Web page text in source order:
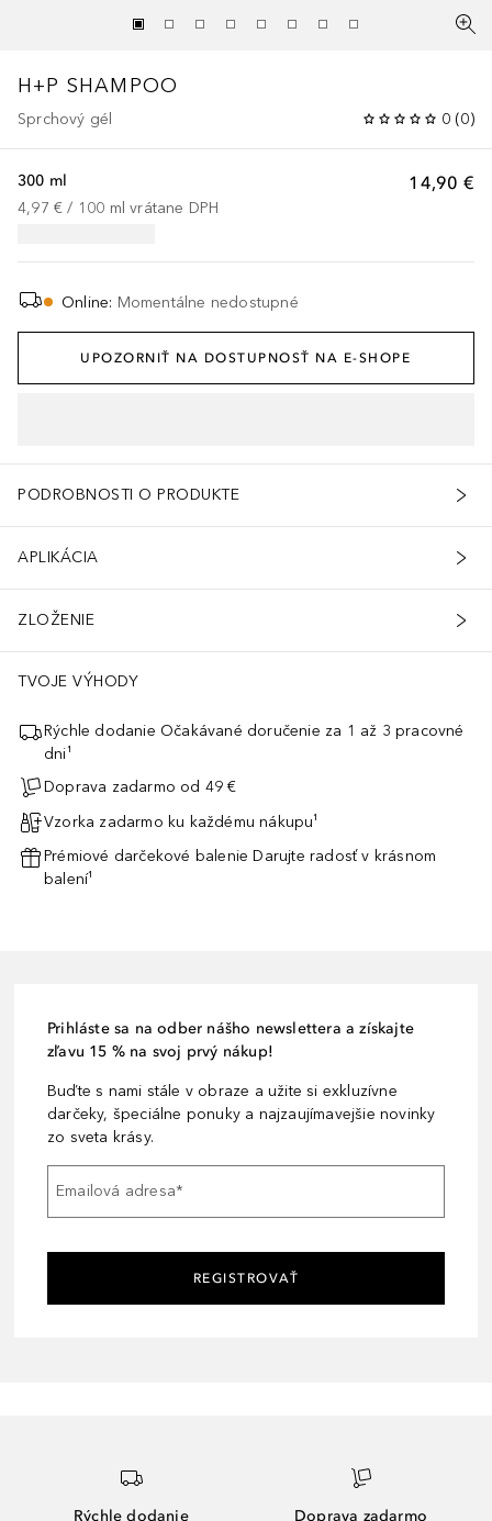
H+P SHAMPOO
Sprchový gél 0 (0)
14,90 €
300 ml
4,97 € / 100 ml vrátane DPH
Online: Momentálne nedostupné
UPOZORNIŤ NA DOSTUPNOSŤ NA E-SHOPE
PODROBNOSTI O PRODUKTE
APLIKÁCIA
ZLOŽENIE
TVOJE VÝHODY
Rýchle dodanie Očakávané doručenie za 1 až 3 pracovné
dni¹
Doprava zadarmo od 49 €
Vzorka zadarmo ku každému nákupu¹
Prémiové darčekové balenie Darujte radosť v krásnom
balení¹
Prihláste sa na odber nášho newslettera a získajte
zľavu 15 % na svoj prvý nákup!
Buďte s nami stále v obraze a užite si exkluzívne
darčeky, špeciálne ponuky a najzaujímavejšie novinky
zo sveta krásy.
Emailová adresa*
REGISTROVAŤ
Rýchle dodanie Doprava zadarmo